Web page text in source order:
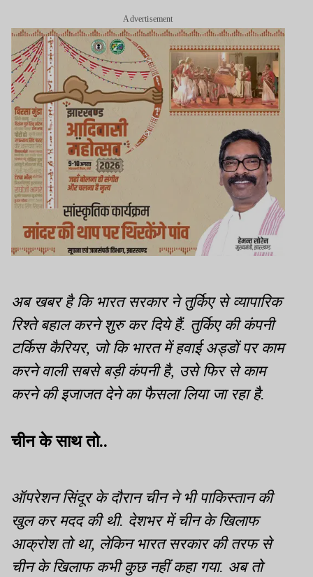
Advertisement
अब खबर है कि भारत सरकार ने तुर्किए से व्यापारिक
रिश्ते बहाल करने शुरु कर दिये हैं. तुर्किए की कंपनी
टर्किस कैरियर, जो कि भारत में हवाई अड्डों पर काम
करने वाली सबसे बड़ी कंपनी है, उसे फिर से काम
करने की इजाजत देने का फैसला लिया जा रहा है.
चीन के साथ तो..
ऑपरेशन सिंदूर के दौरान चीन ने भी पाकिस्तान की
खुल कर मदद की थी. देशभर में चीन के खिलाफ
आक्रोश तो था, लेकिन भारत सरकार की तरफ से
चीन के खिलाफ कभी कुछ नहीं कहा गया. अब तो